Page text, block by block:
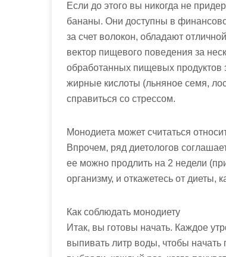
Если до этого вы никогда не
бананы. Они доступны в
за счет волокон, обладают
вектор пищевого поведения за
обработанных пищевых продуктов
жирные кислоты (льняное семя,
справиться со стрессом.
Монодиета может считаться
Впрочем, ряд диетологов
ее можно продлить на 2 недели
организму, и откажетесь от диеты,
Как соблюдать монодиету
Итак, вы готовы начать. Каждое
выпивать литр воды, чтобы начать